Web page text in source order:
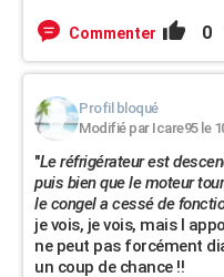
Commenter 0
Profil bloqué
Modifié par Icare95 le
"Le réfrigérateur est
puis bien que le moteur
le congel a cessé de
je vois, je vois, mais l
ne peut pas forcément
un coup de chance !!